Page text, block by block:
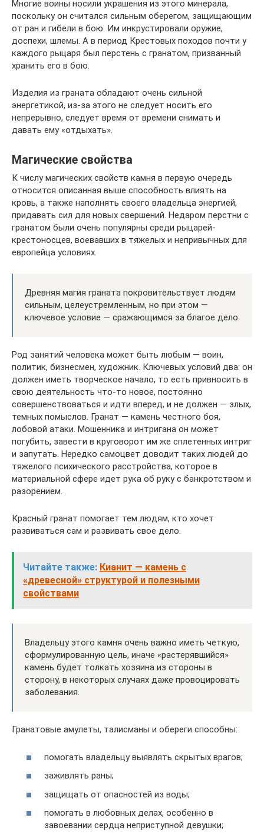
Многие воины носили украшения из этого минерала,
поскольку он считался сильным оберегом, защищающим
от ран и гибели в бою. Им инкрустировали оружие,
доспехи, шлемы. А в период Крестовых походов почти у
каждого рыцаря был перстень с гранатом, призванный
хранить его в бою.
Изделия из граната обладают очень сильной
энергетикой, из-за этого не следует носить его
непрерывно, следует время от времени снимать и
давать ему «отдыхать».
Магические свойства
К числу магических свойств камня в первую очередь
относится описанная выше способность влиять на
кровь, а также наполнять своего владельца энергией,
придавать сил для новых свершений. Недаром перстни с
гранатом были очень популярны среди рыцарей-
крестоносцев, воевавших в тяжелых и непривычных для
европейца условиях.
Древняя магия граната покровительствует людям
сильным, целеустремленным, но при этом —
ключевое условие — сражающимся за благое дело.
Род занятий человека может быть любым — воин,
политик, бизнесмен, художник. Ключевых условий два: он
должен иметь творческое начало, то есть привносить в
свою деятельность что-то новое, постоянно
совершенствоваться и идти вперед, и не должен — злых,
темных помыслов. Гранат — камень честного боя,
лобовой атаки. Мошенника и интригана он может
погубить, завести в круговорот им же сплетенных интриг
и запутать. Нередко самоцвет доводит таких людей до
тяжелого психического расстройства, которое в
материальной сфере идет рука об руку с банкротством и
разорением.
Красный гранат помогает тем людям, кто хочет
развиваться сам и развивать свое дело.
Читайте также: Кианит — камень с
«древесной» структурой и полезными
свойствами
Владельцу этого камня очень важно иметь четкую,
сформулированную цель, иначе «растерявшийся»
камень будет толкать хозяина из стороны в
сторону, в некоторых случаях даже провоцировать
заболевания.
Гранатовые амулеты, талисманы и обереги способны:
помогать владельцу выявлять скрытых врагов;
заживлять раны;
защищать от опасностей из воды;
помогать в любовных делах, особенно в
завоевании сердца неприступной девушки;